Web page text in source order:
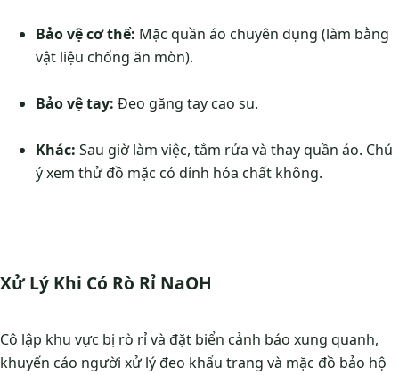
Bảo vệ cơ thể: Mặc quần áo chuyên dụng (làm bằng
vật liệu chống ăn mòn).
Bảo vệ tay: Đeo găng tay cao su.
Khác: Sau giờ làm việc, tắm rửa và thay quần áo. Chú
ý xem thử đồ mặc có dính hóa chất không.
Xử Lý Khi Có Rò Rỉ NaOH
Cô lập khu vực bị rò rỉ và đặt biển cảnh báo xung quanh,
khuyến cáo người xử lý đeo khẩu trang và mặc đồ bảo hộ